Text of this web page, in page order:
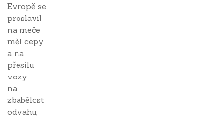
Evropě se
proslavil
na meče
měl cepy
a na
přesilu
vozy
na
zbabělost
odvahu,